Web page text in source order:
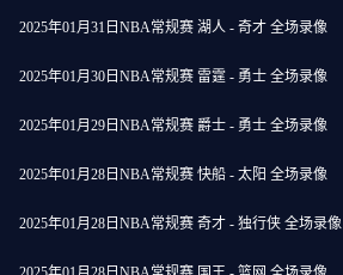
2025年01月31日NBA常规赛 湖人 - 奇才 全场录像
2025年01月30日NBA常规赛 雷霆 - 勇士 全场录像
2025年01月29日NBA常规赛 爵士 - 勇士 全场录像
2025年01月28日NBA常规赛 快船 - 太阳 全场录像
2025年01月28日NBA常规赛 奇才 - 独行侠 全场录像